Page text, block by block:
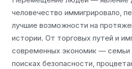
человечество иммигрировало,
лучшие возможности на
истории. От торговых путей и
современных экономик — семьи
поисках безопасности,